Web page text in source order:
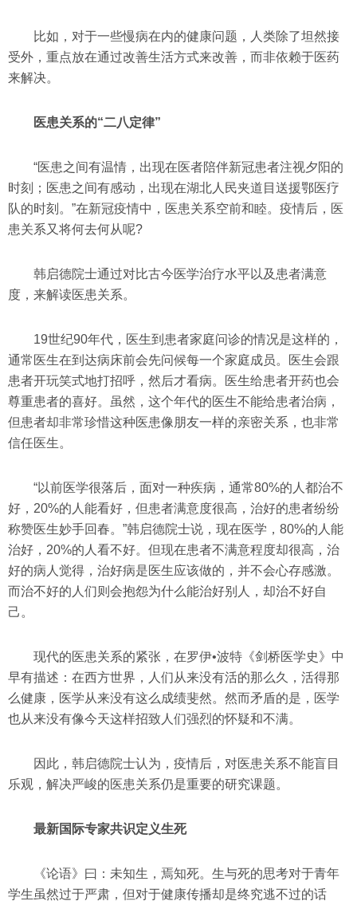
比如，对于一些慢病在内的健康问题，人类除了坦然接
受外，重点放在通过改善生活方式来改善，而非依赖于医药
来解决。
医患关系的“二八定律”
“医患之间有温情，出现在医者陪伴新冠患者注视夕阳的
时刻；医患之间有感动，出现在湖北人民夹道目送援鄂医疗
队的时刻。”在新冠疫情中，医患关系空前和睦。疫情后，医
患关系又将何去何从呢?
韩启德院士通过对比古今医学治疗水平以及患者满意
度，来解读医患关系。
19世纪90年代，医生到患者家庭问诊的情况是这样的，
通常医生在到达病床前会先问候每一个家庭成员。医生会跟
患者开玩笑式地打招呼，然后才看病。医生给患者开药也会
尊重患者的喜好。虽然，这个年代的医生不能给患者治病，
但患者却非常珍惜这种医患像朋友一样的亲密关系，也非常
信任医生。
“以前医学很落后，面对一种疾病，通常80%的人都治不
好，20%的人能看好，但患者满意度很高，治好的患者纷纷
称赞医生妙手回春。”韩启德院士说，现在医学，80%的人能
治好，20%的人看不好。但现在患者不满意程度却很高，治
好的病人觉得，治好病是医生应该做的，并不会心存感激。
而治不好的人们则会抱怨为什么能治好别人，却治不好自
己。
现代的医患关系的紧张，在罗伊•波特《剑桥医学史》中
早有描述：在西方世界，人们从来没有活的那么久，活得那
么健康，医学从来没有这么成绩斐然。然而矛盾的是，医学
也从来没有像今天这样招致人们强烈的怀疑和不满。
因此，韩启德院士认为，疫情后，对医患关系不能盲目
乐观，解决严峻的医患关系仍是重要的研究课题。
最新国际专家共识定义生死
《论语》曰：未知生，焉知死。生与死的思考对于青年
学生虽然过于严肃，但对于健康传播却是终究逃不过的话